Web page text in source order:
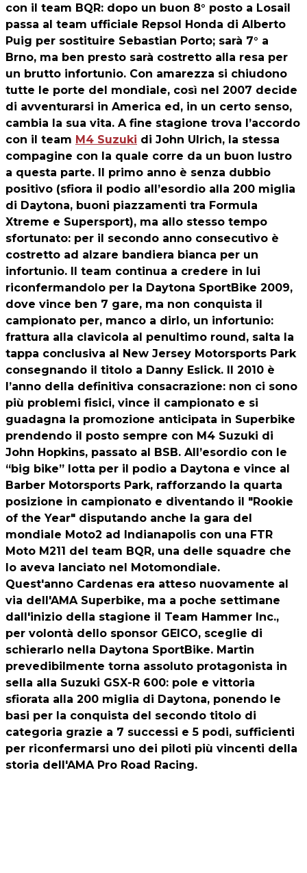
con il team BQR: dopo un buon 8° posto a Losail
passa al team ufficiale Repsol Honda di Alberto
Puig per sostituire Sebastian Porto; sarà 7° a
Brno, ma ben presto sarà costretto alla resa per
un brutto infortunio. Con amarezza si chiudono
tutte le porte del mondiale, così nel 2007 decide
di avventurarsi in America ed, in un certo senso,
cambia la sua vita. A fine stagione trova l’accordo
con il team M4 Suzuki di John Ulrich, la stessa
compagine con la quale corre da un buon lustro
a questa parte. Il primo anno è senza dubbio
positivo (sfiora il podio all’esordio alla 200 miglia
di Daytona, buoni piazzamenti tra Formula
Xtreme e Supersport), ma allo stesso tempo
sfortunato: per il secondo anno consecutivo è
costretto ad alzare bandiera bianca per un
infortunio. Il team continua a credere in lui
riconfermandolo per la Daytona SportBike 2009,
dove vince ben 7 gare, ma non conquista il
campionato per, manco a dirlo, un infortunio:
frattura alla clavicola al penultimo round, salta la
tappa conclusiva al New Jersey Motorsports Park
consegnando il titolo a Danny Eslick. Il 2010 è
l’anno della definitiva consacrazione: non ci sono
più problemi fisici, vince il campionato e si
guadagna la promozione anticipata in Superbike
prendendo il posto sempre con M4 Suzuki di
John Hopkins, passato al BSB. All’esordio con le
“big bike” lotta per il podio a Daytona e vince al
Barber Motorsports Park, rafforzando la quarta
posizione in campionato e diventando il "Rookie
of the Year" disputando anche la gara del
mondiale Moto2 ad Indianapolis con una FTR
Moto M211 del team BQR, una delle squadre che
lo aveva lanciato nel Motomondiale.
Quest'anno Cardenas era atteso nuovamente al
via dell'AMA Superbike, ma a poche settimane
dall'inizio della stagione il Team Hammer Inc.,
per volontà dello sponsor GEICO, sceglie di
schierarlo nella Daytona SportBike. Martin
prevedibilmente torna assoluto protagonista in
sella alla Suzuki GSX-R 600: pole e vittoria
sfiorata alla 200 miglia di Daytona, ponendo le
basi per la conquista del secondo titolo di
categoria grazie a 7 successi e 5 podi, sufficienti
per riconfermarsi uno dei piloti più vincenti della
storia dell'AMA Pro Road Racing.